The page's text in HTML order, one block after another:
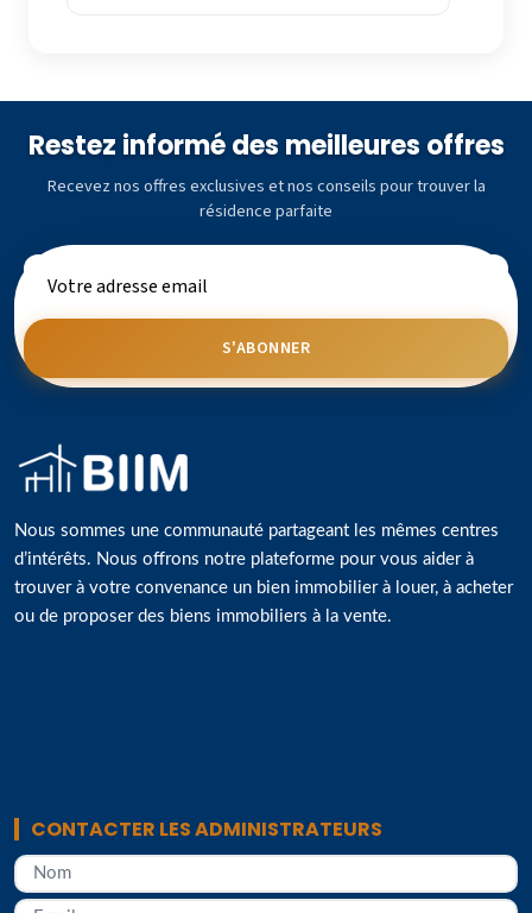
Restez informé des meilleures offres
Recevez nos offres exclusives et nos conseils pour trouver la
résidence parfaite
S'ABONNER
Nous sommes une communauté partageant les mêmes centres
d’intérêts. Nous offrons notre plateforme pour vous aider à
trouver à votre convenance un bien immobilier à louer, à acheter
ou de proposer des biens immobiliers à la vente.
CONTACTER LES ADMINISTRATEURS